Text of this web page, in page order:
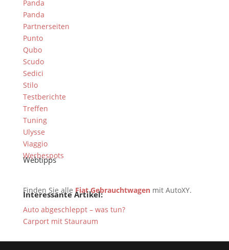
Panda
Panda
Partnerseiten
Punto
Qubo
Scudo
Sedici
Stilo
Testberichte
Treffen
Tuning
Ulysse
Viaggio
Werbespots
Webtipps
Finden Sie alle Fiat Gebrauchtwagenmit AutoXY.
Interessante Artikel:
Auto abgeschleppt – was tun?
Carport mit Stauraum